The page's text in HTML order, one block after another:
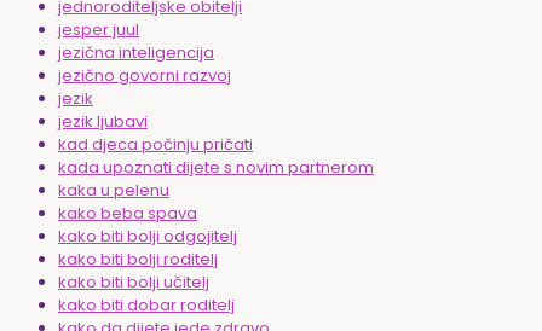
jednoroditeljske obitelji
jesper juul
jezična inteligencija
jezično govorni razvoj
jezik
jezik ljubavi
kad djeca počinju pričati
kada upoznati dijete s novim partnerom
kaka u pelenu
kako beba spava
kako biti bolji odgojitelj
kako biti bolji roditelj
kako biti bolji učitelj
kako biti dobar roditelj